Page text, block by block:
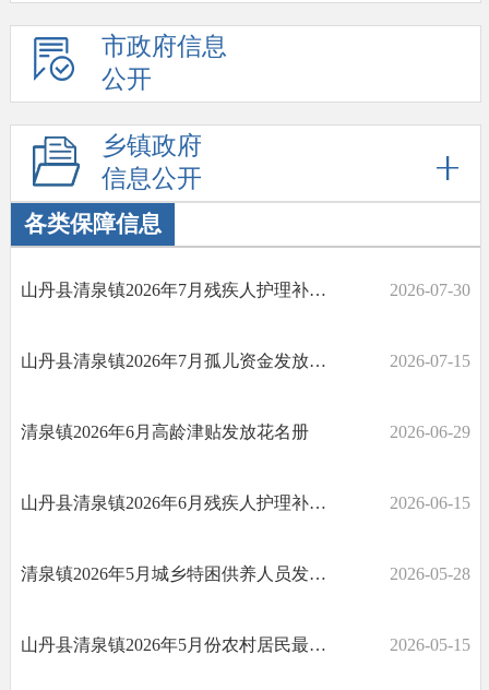
市政府信息
公开
乡镇政府
信息公开
各类保障信息
山丹县清泉镇2026年7月残疾人护理补贴发放花名册 2026-07-30
山丹县清泉镇2026年7月孤儿资金发放花名册 2026-07-15
清泉镇2026年6月高龄津贴发放花名册 2026-06-29
山丹县清泉镇2026年6月残疾人护理补贴发放花名册 2026-06-15
清泉镇2026年5月城乡特困供养人员发放花名册 2026-05-28
山丹县清泉镇2026年5月份农村居民最低生活保障对象发放花名册 2026-05-15